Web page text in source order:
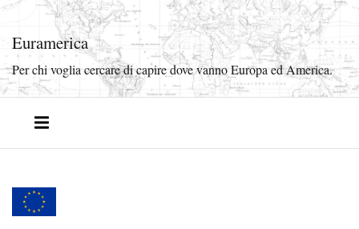
Euramerica
Per chi voglia cercare di capire dove vanno Europa ed America.